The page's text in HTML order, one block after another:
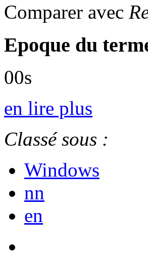
Comparer avec
Epoque du
00s
en lire plus
Classé sous :
Windows
nn
en